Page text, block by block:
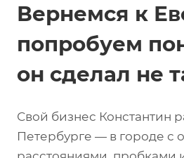
Вернемся к
попробуем
он сделал не
Свой бизнес Константин
Петербурге — в городе с